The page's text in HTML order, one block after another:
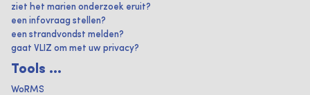
ziet het marien onderzoek eruit?
een infovraag stellen?
een strandvondst melden?
gaat VLIZ om met uw privacy?
Tools ...
WoRMS